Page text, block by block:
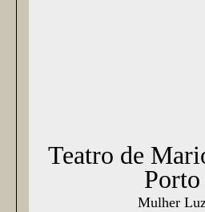
Teatro de
Porto
Mulher